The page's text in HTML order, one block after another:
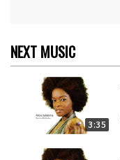
NEXT MUSIC
3:35